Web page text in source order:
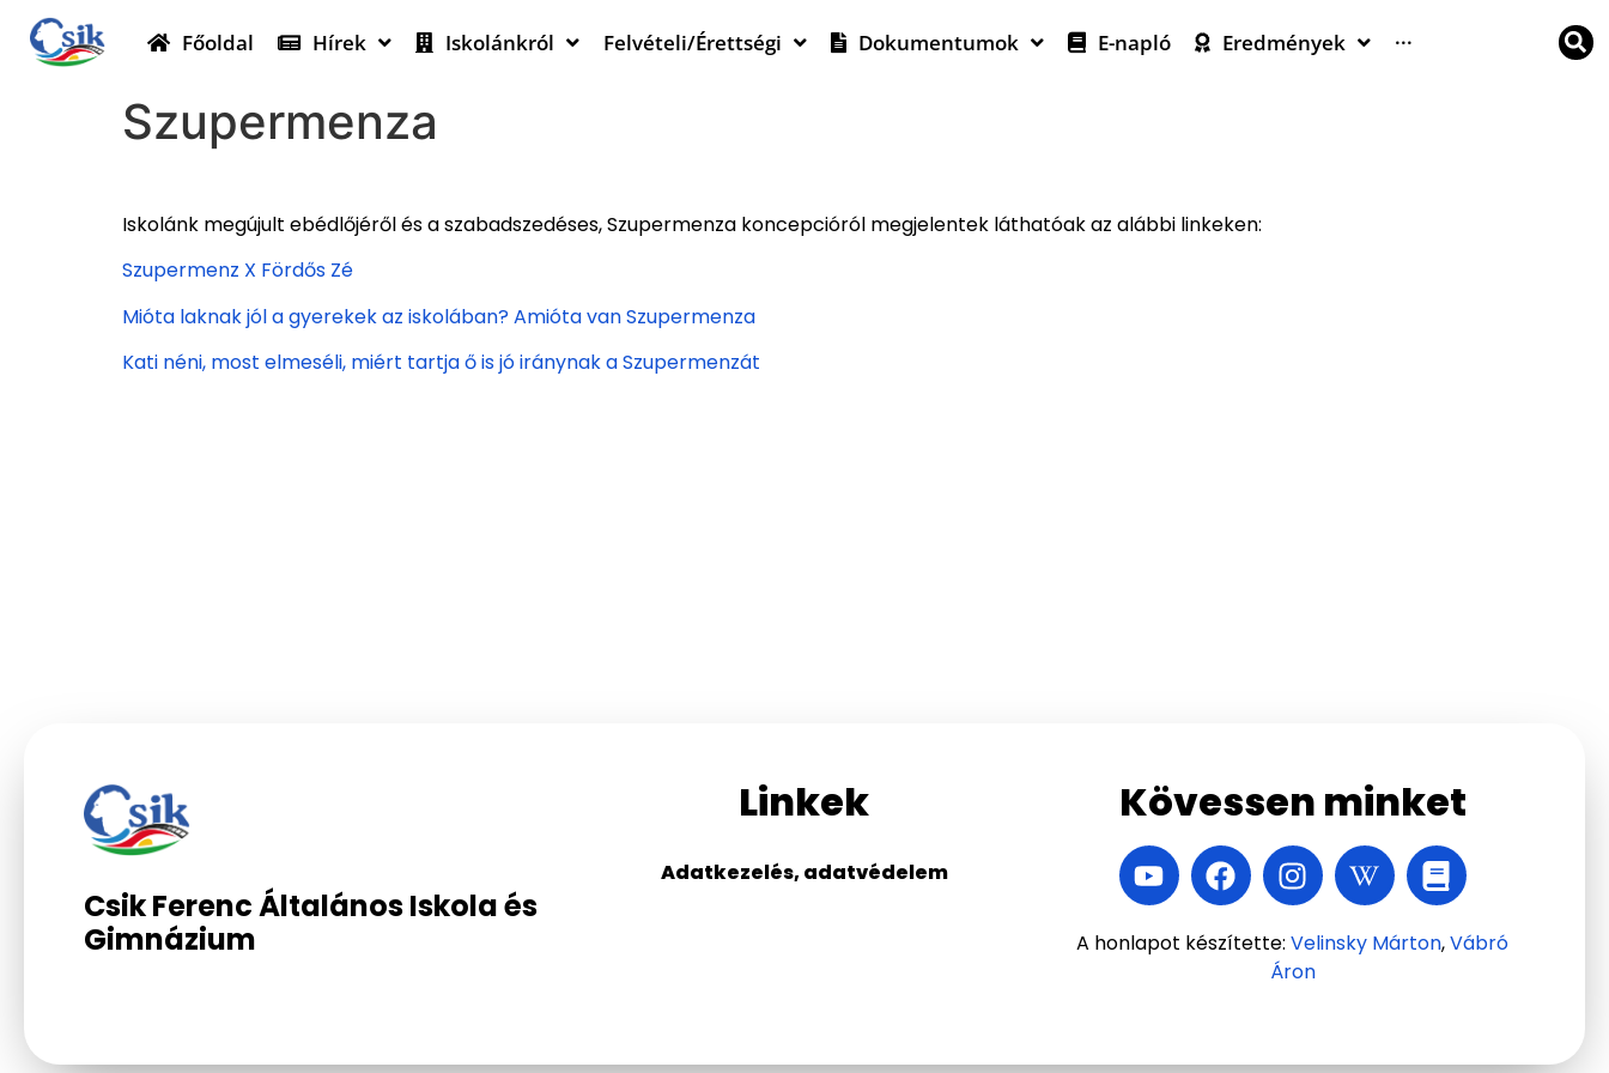
Főoldal Hírek Iskolánkról Felvételi/Érettségi Dokumentumok E-napló Eredmények ···
Szupermenza
Iskolánk megújult ebédlőjéről és a szabadszedéses, Szupermenza koncepcióról megjelentek láthatóak az alábbi linkeken:
Szupermenz X Fördős Zé
Mióta laknak jól a gyerekek az iskolában? Amióta van Szupermenza
Kati néni, most elmeséli, miért tartja ő is jó iránynak a Szupermenzát
Csik Ferenc Általános Iskola és
Gimnázium
Linkek
Adatkezelés, adatvédelem
Kövessen minket
A honlapot készítette:Velinsky Márton,Vábró
Áron